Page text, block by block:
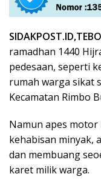
SIDAKPOST.ID,TEBO
ramadhan 1440
pedesaan, seperti
rumah warga sikat
Kecamatan Rimbo
Namun apes
kehabisan minyak,
dan membuang
karet milik warga.